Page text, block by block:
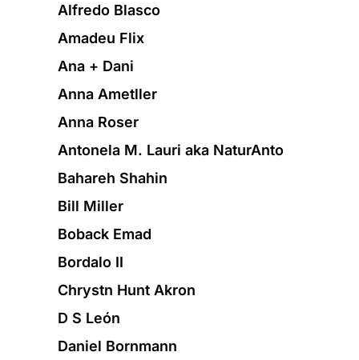
Alfredo Blasco
Amadeu Flix
Ana + Dani
Anna Ametller
Anna Roser
Antonela M. Lauri aka NaturAnto
Bahareh Shahin
Bill Miller
Boback Emad
Bordalo II
Chrystn Hunt Akron
D S León
Daniel Bornmann